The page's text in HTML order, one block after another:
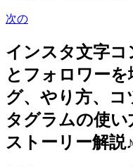
次の
インスタ文字
とフォロワー
グ、やり方、コ
タグラムの使い
ストーリー解説♪